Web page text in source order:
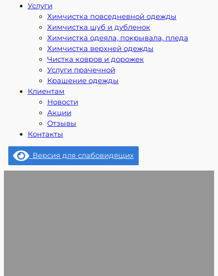
Услуги
Химчистка повседневной одежды
Химчистка шуб и дубленок
Химчистка одеяла, покрывала, пледа
Химчистка верхней одежды
Чистка ковров и дорожек
Услуги прачечной
Крашение одежды
Клиентам
Новости
Акции
Отзывы
Контакты
Версия для слабовидящих